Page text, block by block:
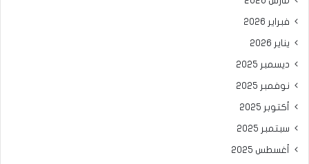
فبراير 2026
يناير 2026
ديسمبر 2025
نوفمبر 2025
أكتوبر 2025
سبتمبر 2025
أغسطس 2025